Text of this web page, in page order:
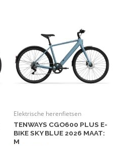
Elektrische herenfietsen
TENWAYS CGO600 PLUS E-
BIKE SKY BLUE 2026 MAAT:
M